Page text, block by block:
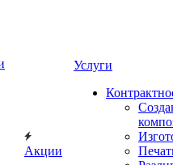
Акции
Услуги